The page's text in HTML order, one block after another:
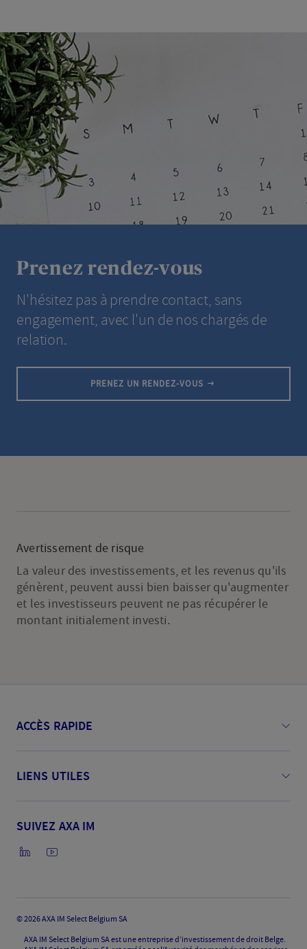
Prenez rendez-vous
N'hésitez pas à prendre contact, sans
engagement, avec l'un de nos chargés de
relation.
PRENEZ UN RENDEZ-VOUS
Avertissement de risque
La valeur des investissements, et les revenus qu'ils
génèrent, peuvent aussi bien baisser qu'augmenter
et les investisseurs peuvent ne pas récupérer le
montant initialement investi.
ACCÈS RAPIDE
LIENS UTILES
SUIVEZ AXA IM
©2026 AXA IM Select Belgium SA
AXA IM Select Belgium SA est une entreprise d’investissement de droit Belge.